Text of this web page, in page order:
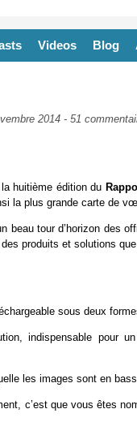
Videos Blog
2014 - 51
huitième édition du
la plus grande carte de
beau tour d’horizon des
produits et solutions
sous deux
indispensable pour
les images sont en
c’est que vous êtes